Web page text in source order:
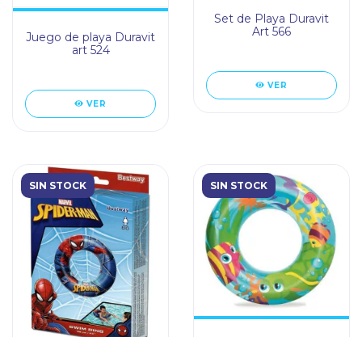
Juego de playa Duravit
art 524
VER
Set de Playa Duravit
Art 566
VER
SIN STOCK SIN STOCK